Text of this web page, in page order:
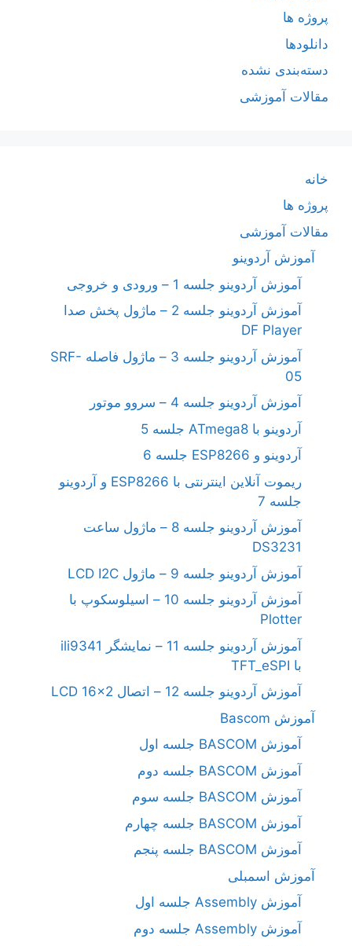
پروژه ها
دانلودها
دسته‌بندی نشده
مقالات آموزشی
خانه
پروژه ها
مقالات آموزشی
آموزش آردوینو
آموزش آردوینو جلسه 1 – ورودی و خروجی
آموزش آردوینو جلسه 2 – ماژول پخش صدا
DF Player
آموزش آردوینو جلسه 3 – ماژول فاصله SRF-
05
آموزش آردوینو جلسه 4 – سروو موتور
آردوینو با ATmega8 جلسه 5
آردوینو و ESP8266 جلسه 6
ریموت آنلاین اینترنتی با ESP8266 و آردوینو
جلسه 7
آموزش آردوینو جلسه 8 – ماژول ساعت
DS3231
آموزش آردوینو جلسه 9 – ماژول LCD I2C
آموزش آردوینو جلسه 10 – اسیلوسکوپ با
Plotter
آموزش آردوینو جلسه 11 – نمایشگر ili9341
با TFT_eSPI
آموزش آردوینو جلسه 12 – اتصال LCD 16×2
آموزش Bascom
آموزش BASCOM جلسه اول
آموزش BASCOM جلسه دوم
آموزش BASCOM جلسه سوم
آموزش BASCOM جلسه چهارم
آموزش BASCOM جلسه پنجم
آموزش اسمبلی
آموزش Assembly جلسه اول
آموزش Assembly جلسه دوم